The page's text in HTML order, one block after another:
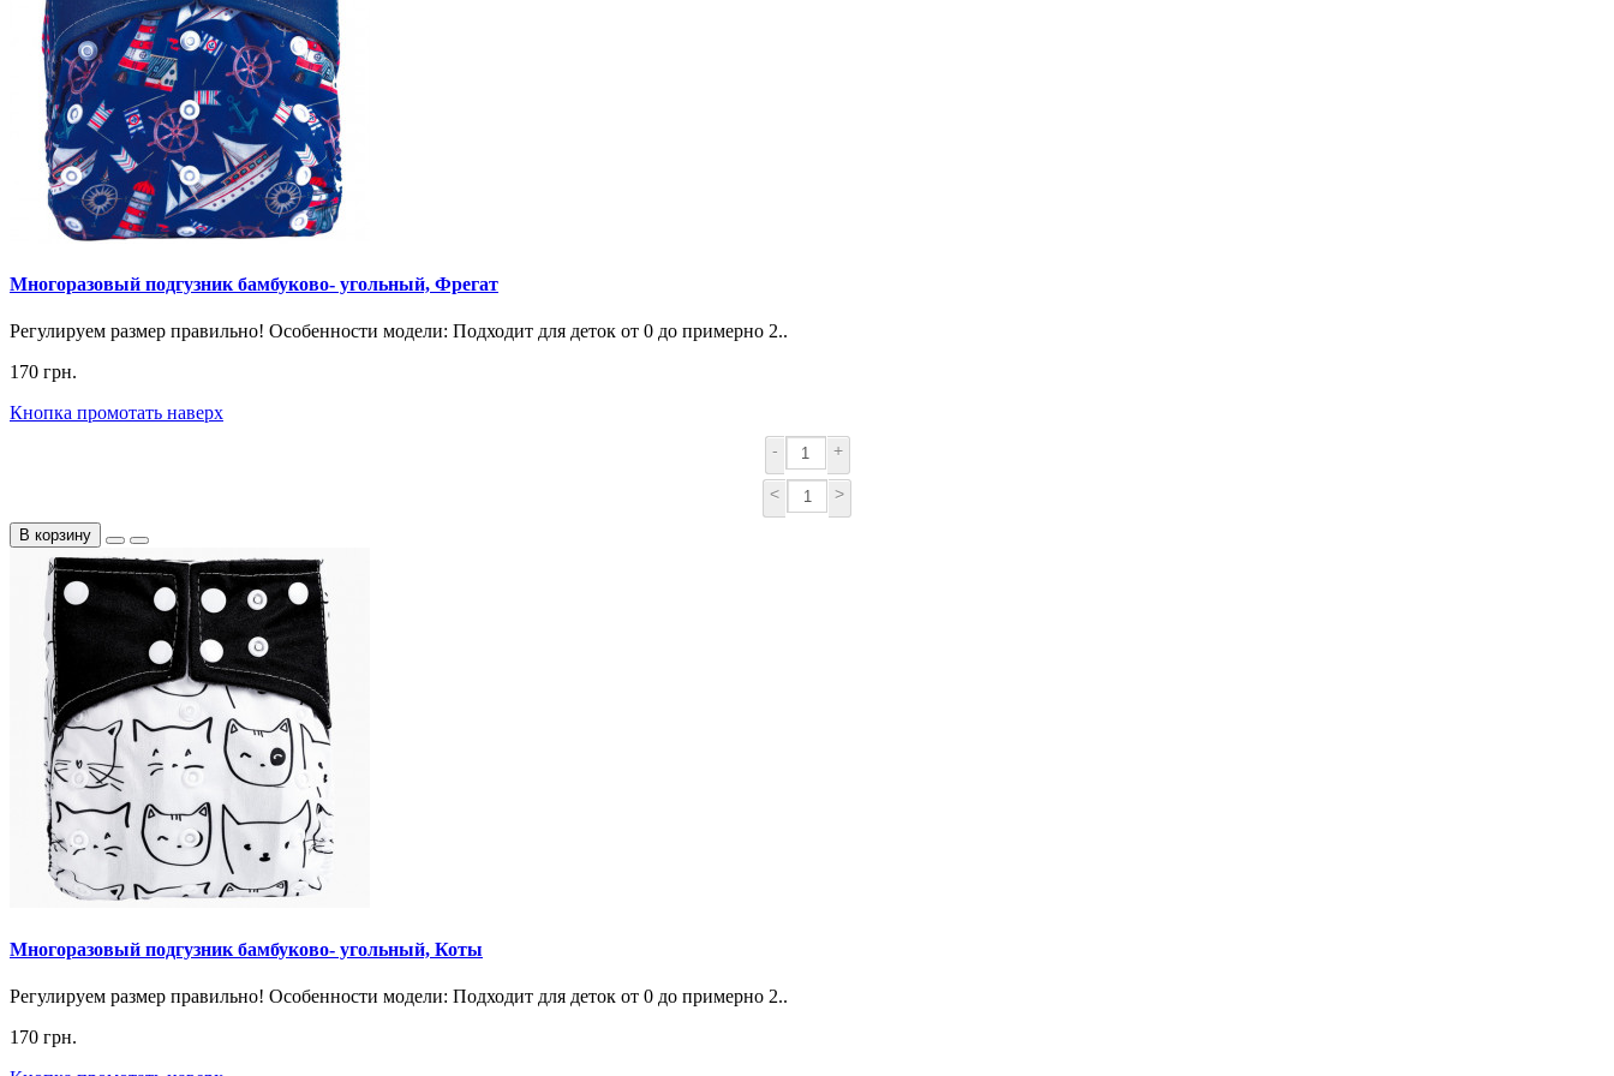
Многоразовый подгузник бамбуково- угольный, Фрегат
Регулируем размер правильно! Особенности модели: Подходит для деток от 0 до примерно 2..
170 грн.
Кнопка промотать наверх
- +
< >
В корзину
Многоразовый подгузник бамбуково- угольный, Коты
Регулируем размер правильно! Особенности модели: Подходит для деток от 0 до примерно 2..
170 грн.